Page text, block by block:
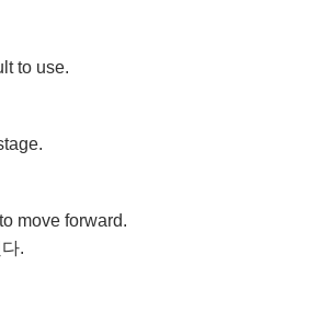
to use.
move forward.
.